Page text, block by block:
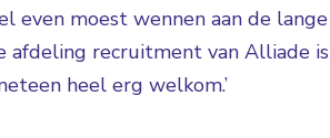
even moest wennen aan de
afdeling recruitment van Alliade
heel erg welkom.’